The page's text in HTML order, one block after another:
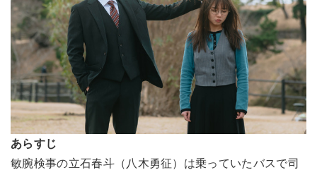
あらすじ
敏腕検事の立石春斗（八木勇征）は乗っていたバスで司